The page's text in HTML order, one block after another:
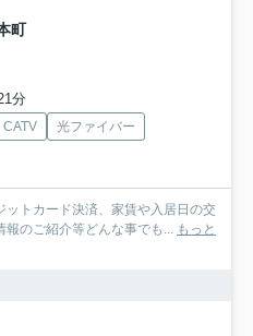
町
分
CATV
光ファイバー
トカード決済、家賃や入居日の交
のご紹介等どんな事でも... もっと